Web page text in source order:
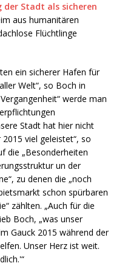
der Stadt als sicheren
aus humanitären
Flüchtlinge
ein sicherer Hafen für
Welt“, so Boch in
werde man
Stadt hat hier nicht
viel geleistet“, so
die „Besonderheiten
un der
zu denen die „noch
schon spürbaren
zählten. „Auch für die
Boch, „was unser
Gauck 2015 während der
Unser Herz ist weit.